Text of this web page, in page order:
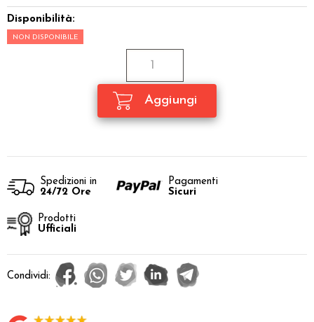
Disponibilità:
NON DISPONIBILE
Spedizioni in
24/72 Ore
Pagamenti
Sicuri
Prodotti
Ufficiali
Condividi: